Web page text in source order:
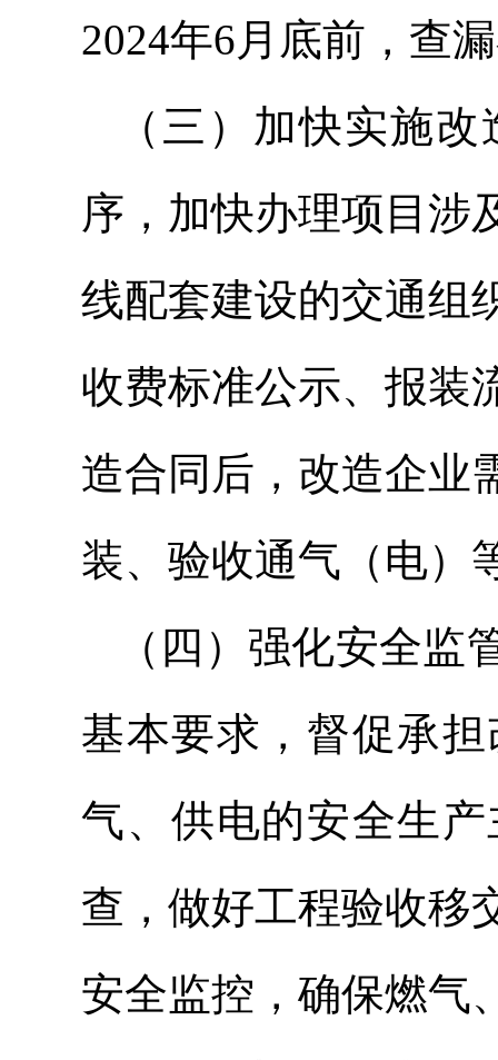
2024年6月底前，查
（三）加快实施
序，加快办理项目涉
线配套建设的交通组
收费标准公示、报装
造合同后，改造企业
装、验收通气（电）
（四）强化安全
基本要求，督促承
气、供电的安全生
查，做好工程验收移
安全监控，确保燃气